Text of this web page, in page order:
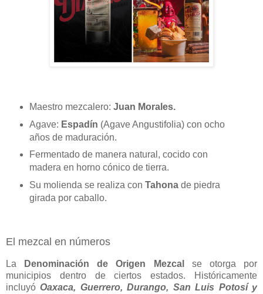
Maestro mezcalero: Juan Morales.
Agave: Espadín (Agave Angustifolia) con ocho
años de maduración.
Fermentado de manera natural, cocido con
madera en horno cónico de tierra.
Su molienda se realiza con Tahonade piedra
girada por caballo.
El mezcal en números
La Denominación de Origen Mezcal
se otorga por
municipios dentro de ciertos estados. Históricamente
incluyóOaxaca, Guerrero, Durango, San Luis Potosí y